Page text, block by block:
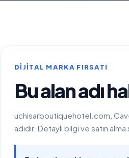
DIJITAL MARKA FIRSATI
Bu alan adı
uchisarboutiquehotel.com, Cave
adıdır. Detaylı bilgi ve satın